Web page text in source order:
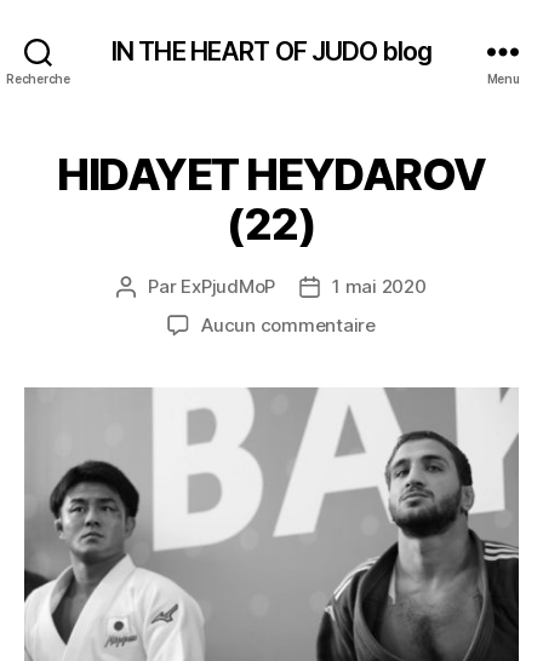
Recherche
IN THE HEART OF JUDO blog
Menu
HIDAYET HEYDAROV
(22)
Auteur
l’article
Par ExPjudMoP
Date1 mai 2020
Aucun commentairesur
(22)